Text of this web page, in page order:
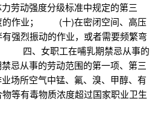
动强度分级标准中规定的第三
的作业； (十)在密闭空间、高压
强烈振动的作业，或者需要频繁弯
四、女职工在哺乳期禁忌从事的
从事的劳动范围的第一项、第三
所空气中锰、氟、溴、甲醇、有
等有毒物质浓度超过国家职业卫生